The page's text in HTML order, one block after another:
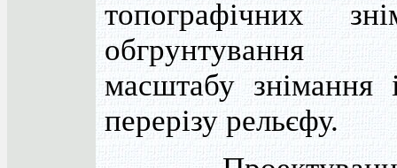
топографічних
обгрунтування
масштабу знімання
перерізу рельєфу.